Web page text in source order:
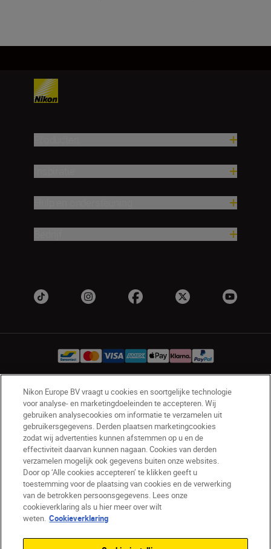
BE(nl) Nikon Sites
Contact opnemen
Privacyverklaring
Gebruiksvoorwaarden
Nikon Store - Algemene voorwaarden
Cookieverklaring
Toegankelijkheid
Cookie-instellingen
© 2026 Nikon
Nikon Europe BV vraagt u cookies en soortgelijke technologie
voor analyse- en marketingdoeleinden te accepteren. Wij
gebruiken analysecookies om informatie te verzamelen uit
gebruikersgegevens. Derden plaatsen marketingcookies
zodat wij advertenties kunnen afstemmen op u en de
effectiviteit daarvan kunnen nagaan. Cookies van derden
verzamelen mogelijk ook gegevens buiten onze websites.
Door op ‘Alle cookies accepteren’ te klikken geeft u
toestemming voor de plaatsing van cookies en de verwerking
van de betrokken persoonsgegevens. Lees onze
cookieverklaring als u hier meer over wilt
weten. Cookieverklaring